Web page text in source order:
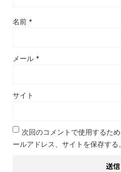
名前 *
メール *
サイト
次回のコメントで使用するた
ールアドレス、サイトを保存する。